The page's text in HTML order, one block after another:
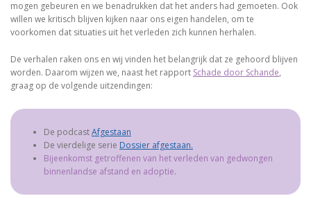
mogen gebeuren en we benadrukken dat het anders had gemoeten. Ook
willen we kritisch blijven kijken naar ons eigen handelen, om te
voorkomen dat situaties uit het verleden zich kunnen herhalen.
De verhalen raken ons en wij vinden het belangrijk dat ze gehoord blijven
worden. Daarom wijzen we, naast het rapport Schade door Schande,
graag op de volgende uitzendingen:
De podcastAfgestaan
De vierdelige serie Dossier afgestaan.
Bijeenkomst getroffenen van het verleden van gedwongen
binnenlandse afstand en adoptie.